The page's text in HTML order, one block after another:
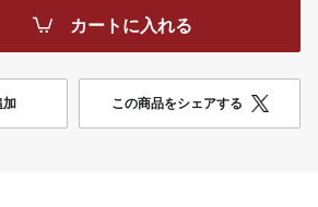
カートに入れる
加 この商品をシェアする